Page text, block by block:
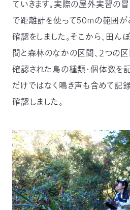
ていきます。実際の屋外実習の
で距離計を使って50mの範囲が
確認をしました。そこから、田
間と森林のなかの区間、２つの
確認された鳥の種類・個体数を
だけではなく鳴き声も含めて記
確認しました。